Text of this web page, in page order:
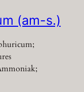
(am-s.)